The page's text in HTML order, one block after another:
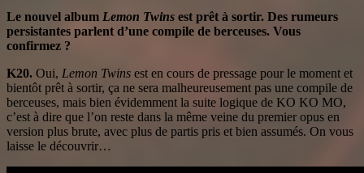
Le nouvel album Lemon Twins est prêt à sortir. Des rumeurs
persistantes parlent d’une compile de berceuses. Vous
confirmez ?
K20. Oui, Lemon Twins est en cours de pressage pour le moment et
bientôt prêt à sortir, ça ne sera malheureusement pas une compile de
berceuses, mais bien évidemment la suite logique de KO KO MO,
c’est à dire que l’on reste dans la même veine du premier opus en
version plus brute, avec plus de partis pris et bien assumés. On vous
laisse le découvrir…